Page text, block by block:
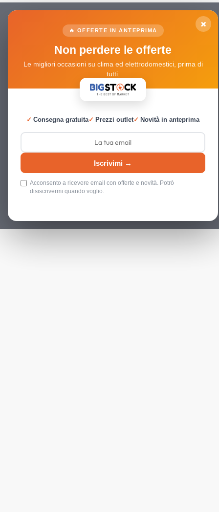
×
🔥 OFFERTE IN ANTEPRIMA
Non perdere le offerte
Le migliori occasioni su clima ed elettrodomestici, prima di
tutti.
✓ Consegna gratuita✓ Prezzi outlet✓ Novità in anteprima
Iscrivimi →
Acconsento a ricevere email con offerte e novità. Potrò
disiscrivermi quando voglio.